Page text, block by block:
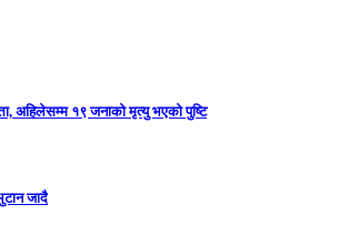
अहिलेसम्म १९ जनाको मृत्यु भएको पुष्टि
जादै